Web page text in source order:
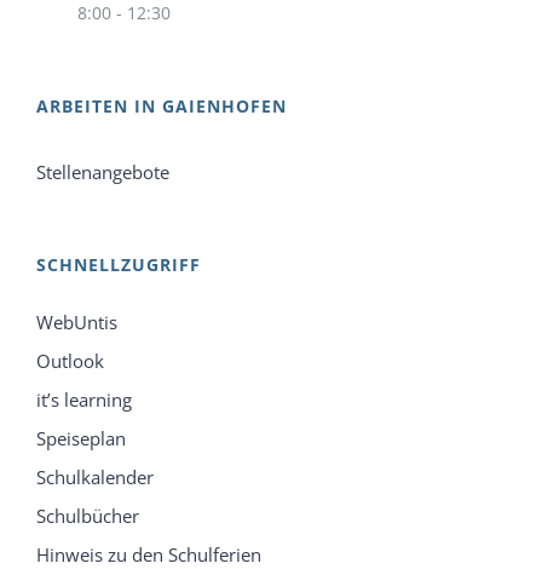
8:00 - 12:30
ARBEITEN IN GAIENHOFEN
Stellenangebote
SCHNELLZUGRIFF
WebUntis
Outlook
it’s learning
Speiseplan
Schulkalender
Schulbücher
Hinweis zu den Schulferien